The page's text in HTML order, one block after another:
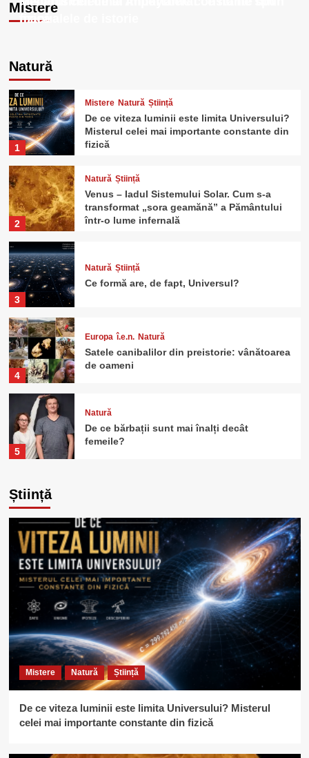
Mistere
fizică
manualele de istorie
Natură
1
Mistere Natură Știință
De ce viteza luminii este limita Universului?
Misterul celei mai importante constante din
fizică
2
Natură Știință
Venus – Iadul Sistemului Solar. Cum s-a
transformat „sora geamănă” a Pământului
într-o lume infernală
3
Natură Știință
Ce formă are, de fapt, Universul?
4
Europa î.e.n. Natură
Satele canibalilor din preistorie: vânătoarea
de oameni
5
Natură
De ce bărbații sunt mai înalți decât
femeile?
Știință
Mistere Natură Știință
De ce viteza luminii este limita Universului? Misterul
celei mai importante constante din fizică